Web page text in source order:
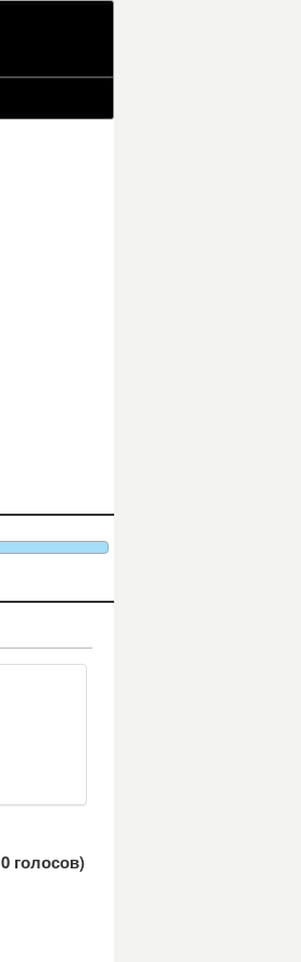
0 голосов)